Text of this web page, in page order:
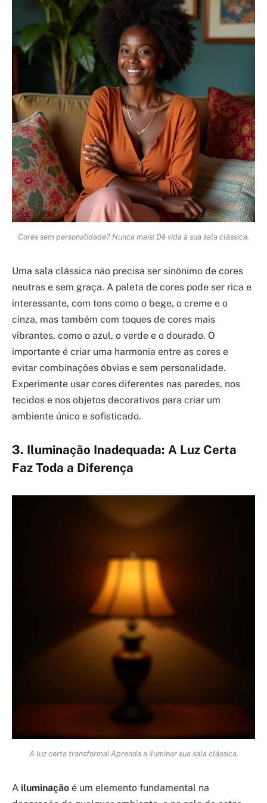
Cores sem personalidade? Nunca mais! Dê vida à sua sala clássica.
Uma sala clássica não precisa ser sinônimo de cores
neutras e sem graça. A paleta de cores pode ser rica e
interessante, com tons como o bege, o creme e o
cinza, mas também com toques de cores mais
vibrantes, como o azul, o verde e o dourado. O
importante é criar uma harmonia entre as cores e
evitar combinações óbvias e sem personalidade.
Experimente usar cores diferentes nas paredes, nos
tecidos e nos objetos decorativos para criar um
ambiente único e sofisticado.
3. Iluminação Inadequada: A Luz Certa
Faz Toda a Diferença
A luz certa transforma! Aprenda a iluminar sua sala clássica.
A iluminação é um elemento fundamental na